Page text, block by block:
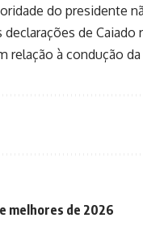
do presidente
declarações de
relação à condução
melhores de 2026